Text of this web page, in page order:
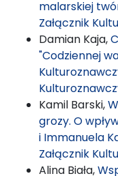
malarskiej
Załącznik
Damian Kaja,
"Codziennej
Kamil Barski,
grozy. O
i Immanuela
Załącznik
Alina Biała,